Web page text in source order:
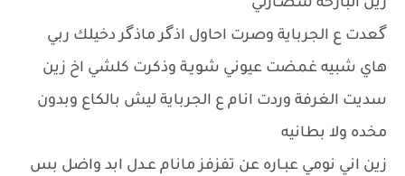
زين البارحة شصـارلي
گعدت ع الجرباية وصرت احاول اذگر ماذگر دخيلك ربي
هاي شبيه غمضت عيوني شويـة وذكرت كلشي اخ زين
سديت الغرفة وردت انام ع الجرباية ليش بالكاع وبدون
مخده ولا بطانيه
زين اني نومي عبـاره عن تفزفز مانام عـدل ابد واضل بس